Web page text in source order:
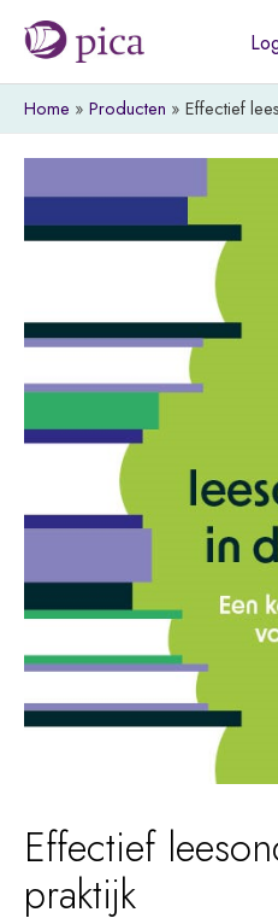
naar
de
inhoud
Home Producten Effectief
Effectief
praktijk